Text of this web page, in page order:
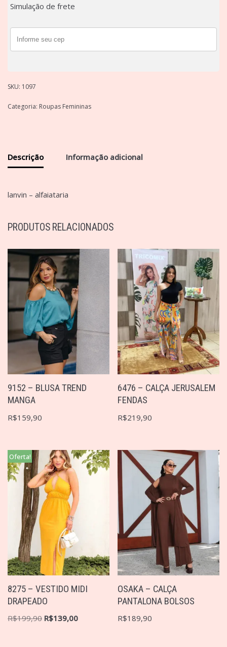
Simulação de frete
SKU: 1097
Categoria: Roupas Femininas
Descrição Informação adicional
lanvin – alfaiataria
PRODUTOS RELACIONADOS
9152 – BLUSA TREND
MANGA
R$159,90
6476 – CALÇA JERUSALEM
FENDAS
R$219,90
Oferta!
8275 – VESTIDO MIDI
DRAPEADO
R$199,90 R$139,00
OSAKA – CALÇA
PANTALONA BOLSOS
R$189,90